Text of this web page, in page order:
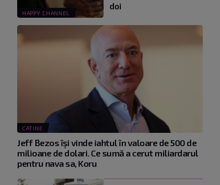
HAPPY CHANNEL
doi
CATINE
Jeff Bezos își vinde iahtul în valoare de 500 de
milioane de dolari. Ce sumă a cerut miliardarul
pentru nava sa, Koru